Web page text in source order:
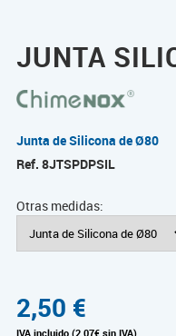
JUNTA
Junta de Silicona de Ø80
Ref. 8JTSPDPSIL
Otras medidas:
2,50 €
IVA incluido (2,07€ sin IVA)